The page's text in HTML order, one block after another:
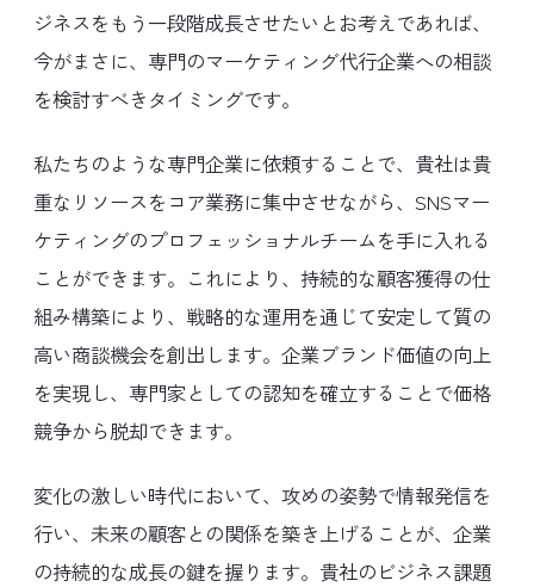
ジネスをもう一段階成長させたいとお考えであれば、
今がまさに、専門のマーケティング代行企業への相談
を検討すべきタイミングです。
私たちのような専門企業に依頼することで、貴社は貴
重なリソースをコア業務に集中させながら、SNSマー
ケティングのプロフェッショナルチームを手に入れる
ことができます。これにより、持続的な顧客獲得の仕
組み構築により、戦略的な運用を通じて安定して質の
高い商談機会を創出します。企業ブランド価値の向上
を実現し、専門家としての認知を確立することで価格
競争から脱却できます。
変化の激しい時代において、攻めの姿勢で情報発信を
行い、未来の顧客との関係を築き上げることが、企業
の持続的な成長の鍵を握ります。貴社のビジネス課題